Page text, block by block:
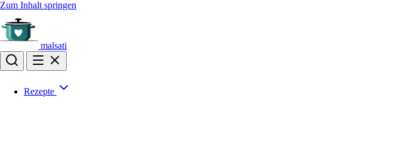
Zum Inhalt springen
malsati
Rezepte